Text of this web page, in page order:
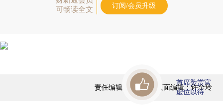
可畅读全文
订阅/会员升级
责任编辑：陈宝成 | 版面编辑：许金玲
首席赞赏官
虚位以待